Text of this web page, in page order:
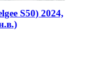
S50) 2024,